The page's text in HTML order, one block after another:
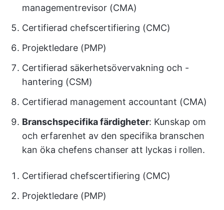
managementrevisor (CMA)
Certifierad chefscertifiering (CMC)
Projektledare (PMP)
Certifierad säkerhetsövervakning och -
hantering (CSM)
Certifierad management accountant (CMA)
Branschspecifika färdigheter: Kunskap om
och erfarenhet av den specifika branschen
kan öka chefens chanser att lyckas i rollen.
Certifierad chefscertifiering (CMC)
Projektledare (PMP)